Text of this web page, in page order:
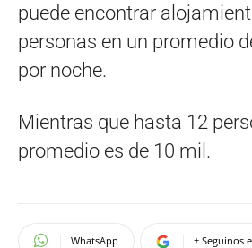
puede encontrar
personas en un promedio
por noche.
Mientras que hasta 12
promedio es de 10 mil.
WhatsApp + Seguinos